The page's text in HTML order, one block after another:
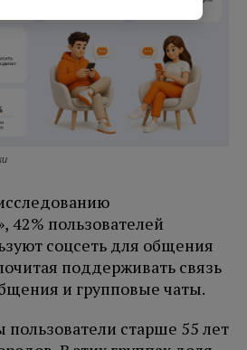
42% пользователей
соцсеть для общения
поддерживать связь
и групповые чаты.
старше 55 лет